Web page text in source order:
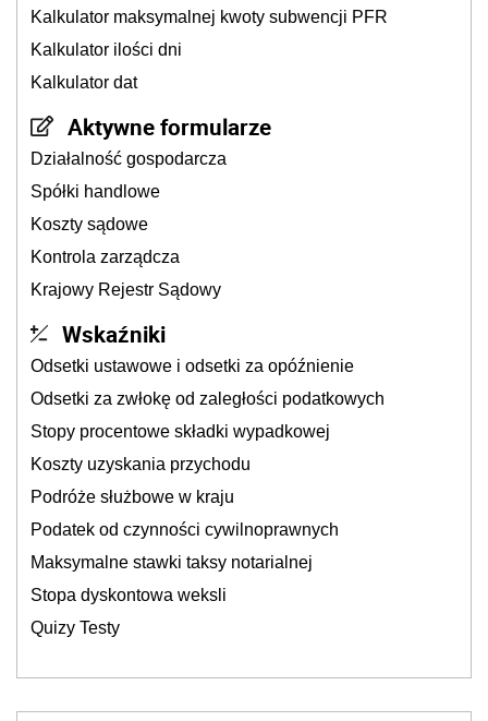
Kalkulator maksymalnej kwoty subwencji PFR
Kalkulator ilości dni
Kalkulator dat
Aktywne formularze
Działalność gospodarcza
Spółki handlowe
Koszty sądowe
Kontrola zarządcza
Krajowy Rejestr Sądowy
Wskaźniki
Odsetki ustawowe i odsetki za opóźnienie
Odsetki za zwłokę od zaległości podatkowych
Stopy procentowe składki wypadkowej
Koszty uzyskania przychodu
Podróże służbowe w kraju
Podatek od czynności cywilnoprawnych
Maksymalne stawki taksy notarialnej
Stopa dyskontowa weksli
Quizy Testy